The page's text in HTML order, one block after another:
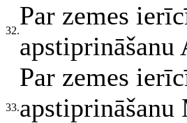
32.
Par zemes
apstiprināšanu
33.
Par zemes
apstiprināšanu